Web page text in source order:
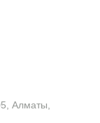
Алматы,